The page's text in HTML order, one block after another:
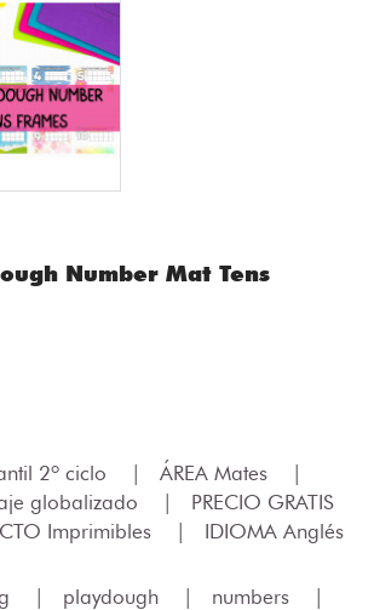
Number Mat Tens
2º ciclo | ÁREA Mates
|
globalizado
|
PRECIO GRATIS
Imprimibles | IDIOMA Anglés
| playdough | numbers
|